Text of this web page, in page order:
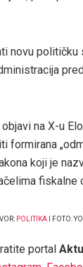
političku
objavi na X-u
formirana
koji je
fiskalne
POLITIKA I FOTO:
portal